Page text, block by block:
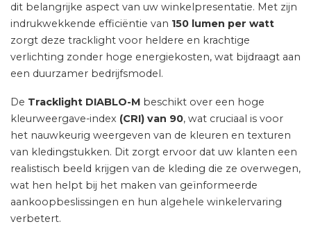
dit belangrijke aspect van uw winkelpresentatie. Met zijn
indrukwekkende efficiëntie van 150 lumen per watt
zorgt deze tracklight voor heldere en krachtige
verlichting zonder hoge energiekosten, wat bijdraagt aan
een duurzamer bedrijfsmodel.
De Tracklight DIABLO-M beschikt over een hoge
kleurweergave-index (CRI) van 90, wat cruciaal is voor
het nauwkeurig weergeven van de kleuren en texturen
van kledingstukken. Dit zorgt ervoor dat uw klanten een
realistisch beeld krijgen van de kleding die ze overwegen,
wat hen helpt bij het maken van geïnformeerde
aankoopbeslissingen en hun algehele winkelervaring
verbetert.